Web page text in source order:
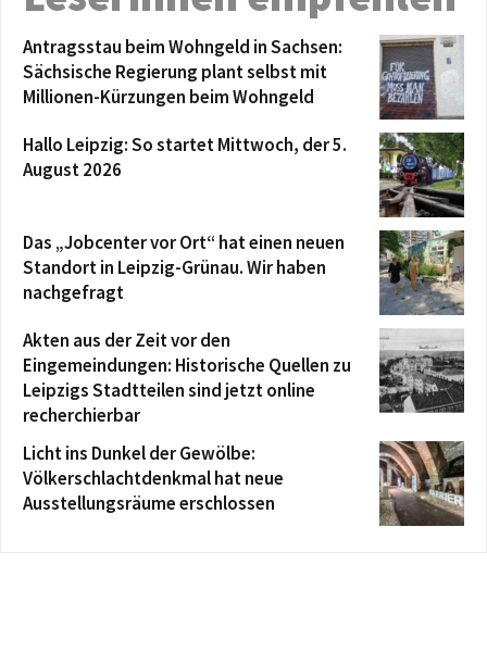
Antragsstau beim Wohngeld in Sachsen:
Sächsische Regierung plant selbst mit
Millionen-Kürzungen beim Wohngeld
Hallo Leipzig: So startet Mittwoch, der 5.
August 2026
Das „Jobcenter vor Ort“ hat einen neuen
Standort in Leipzig-Grünau. Wir haben
nachgefragt
Akten aus der Zeit vor den
Eingemeindungen: Historische Quellen zu
Leipzigs Stadtteilen sind jetzt online
recherchierbar
Licht ins Dunkel der Gewölbe:
Völkerschlachtdenkmal hat neue
Ausstellungsräume erschlossen